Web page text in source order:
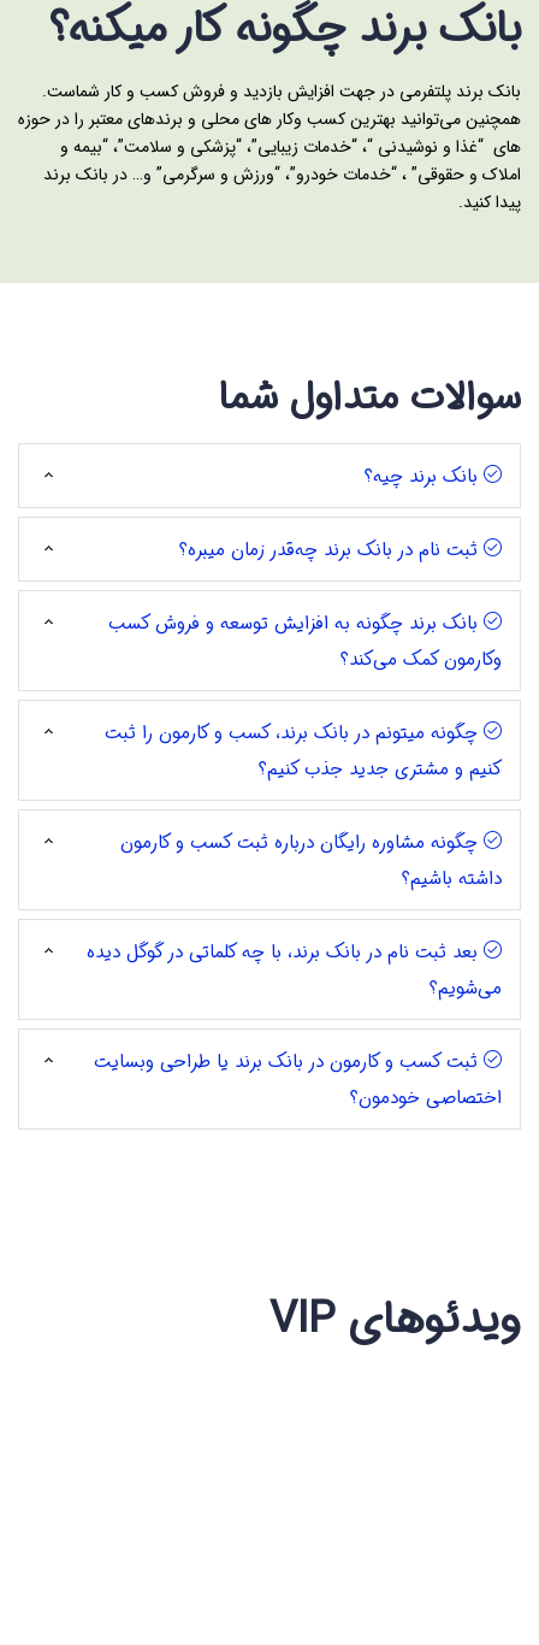
بانک برند چگونه کار میکنه؟
بانک برند پلتفرمی در جهت افزایش بازدید و فروش کسب و کار شماست.
همچنین می‌توانید بهترین کسب وکار های محلی و برندهای معتبر را در حوزه
های “غذا و نوشیدنی “، “خدمات زیبایی”، “پزشکی و سلامت”، “بیمه و
املاک و حقوقی” ، “خدمات خودرو”، “ورزش و سرگرمی” و… در بانک برند
پیدا کنید.
سوالات متداول شما
بانک برند چیه؟
ثبت نام در بانک برند چه‌قدر زمان میبره؟
بانک برند چگونه به افزایش توسعه و فروش کسب
وکارمون کمک می‌کند؟
چگونه میتونم در بانک برند، کسب و کارمون را ثبت
کنیم و مشتری جدید جذب کنیم؟
چگونه مشاوره رایگان درباره ثبت کسب و کارمون
داشته باشیم؟
بعد ثبت نام در بانک برند، با چه کلماتی در گوگل دیده
می‌شویم؟
ثبت کسب و کارمون در بانک برند یا طراحی وبسایت
اختصاصی خودمون؟
ویدئوهای VIP